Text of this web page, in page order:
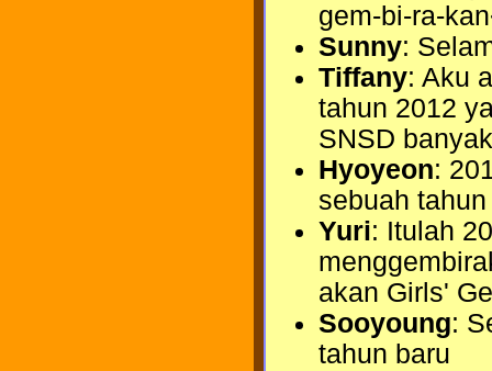
gem-bi-ra-
Sunny:
Tiffany: Aku
tahun 2012
SNSD
Hyoyeon:
sebuah
Yuri: Itulah
akan Girls'
Sooyoung:
tahun baru